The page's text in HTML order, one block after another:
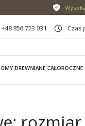
+48 856 723 031 Czas
DREWNIANE CAŁOROCZNE
rozmiar